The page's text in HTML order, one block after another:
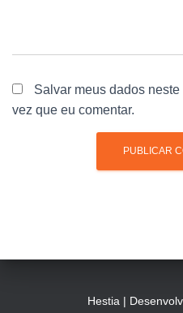
Salvar meus dados
vez que eu comentar.
Hestia |